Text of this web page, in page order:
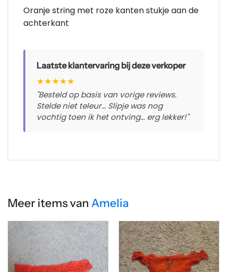
Oranje string met roze kanten stukje aan de
achterkant
Laatste klantervaring bij deze verkoper
★★★★★
"Besteld op basis van vorige reviews.
Stelde niet teleur… Slipje was nog
vochtig toen ik het ontving… erg lekker!"
Meer items van Amelia